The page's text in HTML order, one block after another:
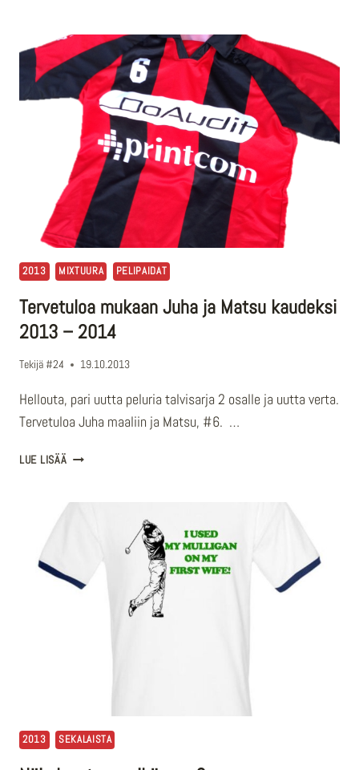
AVATTU?
2013 MIXTUURA PELIPAIDAT
Tervetuloa mukaan Juha ja Matsu kaudeksi
2013 – 2014
Tekijä #24 19.10.2013
Hellouta, pari uutta peluria talvisarja 2 osalle ja uutta verta.
Tervetuloa Juha maaliin ja Matsu, #6. …
LUE LISÄÄ TERVETULOA
JA
–
2013 SEKALAISTA